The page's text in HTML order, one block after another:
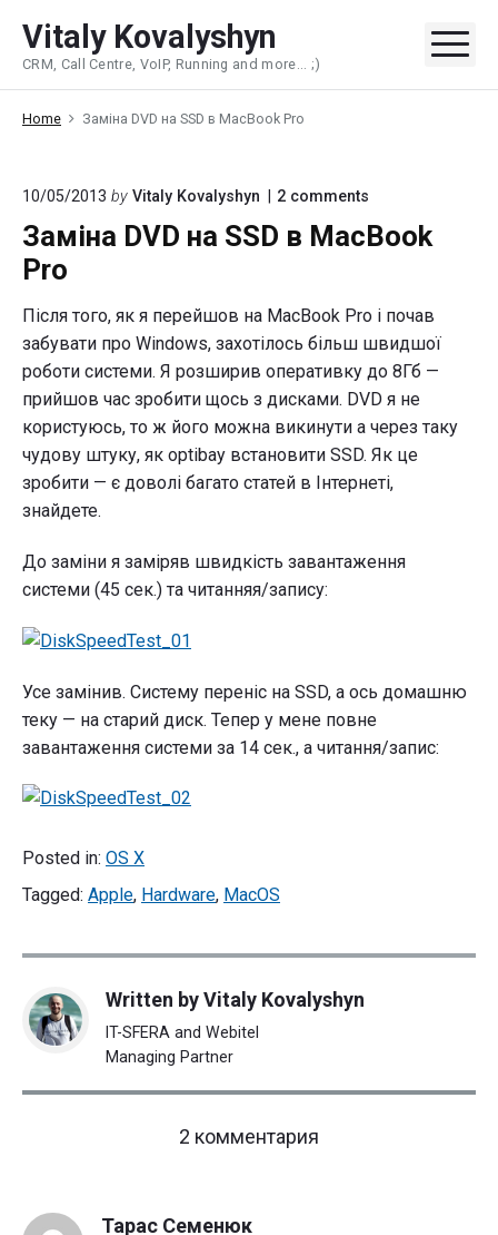
content
Vitaly Kovalyshyn
CRM, Call Centre, VoIP, Running and more... ;)
Home Заміна DVD на SSD в MacBook Pro
10/05/2013 by Vitaly Kovalyshyn 2 comments
DVD
MacBook
Заміна DVD на SSD в MacBook
Pro
Після того, як я перейшов на MacBook Pro і почав
забувати про Windows, захотілось більш швидшої
роботи системи. Я розширив оперативку до 8Гб —
прийшов час зробити щось з дисками. DVD я не
користуюсь, то ж його можна викинути а через таку
чудову штуку, як optibay встановити SSD. Як це
зробити — є доволі багато статей в Інтернеті,
знайдете.
До заміни я заміряв швидкість завантаження
системи (45 сек.) та читанняя/запису:
Усе замінив. Систему переніс на SSD, а ось домашню
теку — на старий диск. Тепер у мене повне
завантаження системи за 14 сек., а читання/запис:
Posted in: OS X
Tagged: Apple, Hardware, MacOS
Written byVitaly Kovalyshyn
IT-SFERA and Webitel
Managing Partner
2 комментария
Тарас Семенюк